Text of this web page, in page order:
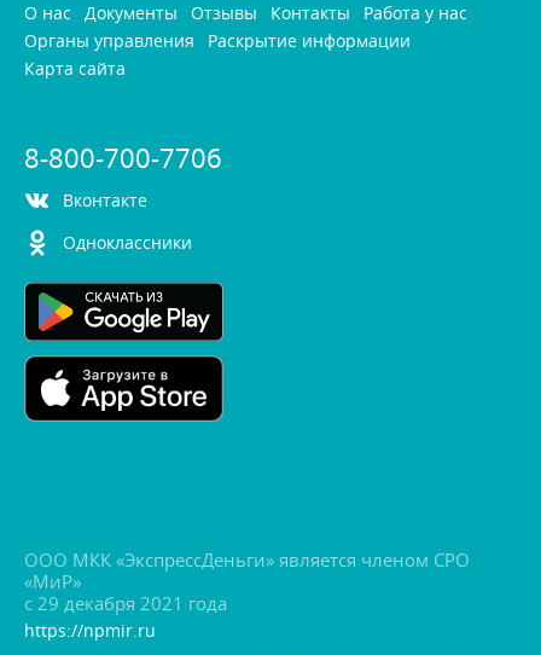
О нас Документы Отзывы Контакты
Работа у нас
Органы управления
Раскрытие информации
Карта сайта
8-800-700-7706
контакте
Одноклассники
ООО МКК «ЭкспрессДеньги» является членом СРО
«МиР»
с 29 декабря 2021 года
https://npmir.ru